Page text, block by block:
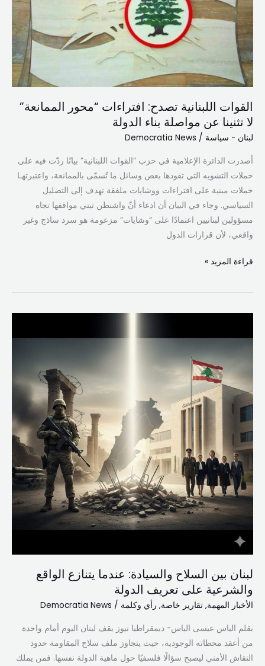
القوات اللبنانية تصدح: افتراءات “محور الممانعة”
لا تثنينا عن مواصلة بناء الدولة
لبنان - سياسة /
Democratia News
أصدرت الدائرة الإعلامية في حزب “القوات اللبنانية” بيانًا ردّت فيه على
حملات التشويه التي تقودها بعض وسائل ما تُسمّى بالممانعة، واعتبرتهـا
حملات مبنية على افتراءات ووشايات ملفقة تهدف إلى التضليل
السياسي. وجاء في البيان أن ادعاء أنّ واشنطن تبني مواقفها تجاه
مسؤولين لبنانيين اعتمادًا على “وشايات” مزعومة هو سرد ساذج وغير
واقعي، لأن قرارات الدول
“محور
الممانعة”
لا
تثنينا
عن
مواصلة
بناء
الدولة
قراءة المزيد »
لبنان بين السلاح والسيادة: عندما يتنازع الواقع
والشرعية على تعريف الدولة
الأخبار المهمة, تقارير خاصة, رأي وكلمة /
Democratia News
بقلم الياس عيسى الياس- ديمقراطيا نيوز يقف لبنان اليوم أمام واحدة
من أعقد محطاته الوجودية، حيث يتجاوز ملف سلاح المقاومة حدود
النقاش الأمني ليصبح سؤالًا فلسفيًا حول ماهية الدولة نفسها. فمن يملك
عندما
يتنازع
الواقع
والشرعية
على
تعريف
الدولة